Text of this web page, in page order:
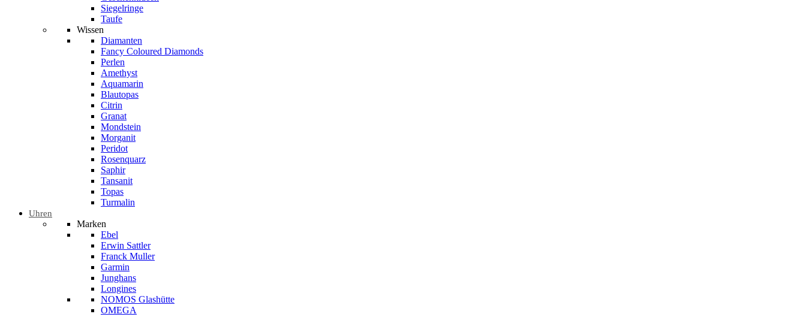
Siegelringe
Taufe
Wissen
Diamanten
Fancy Coloured Diamonds
Perlen
Amethyst
Aquamarin
Blautopas
Citrin
Granat
Mondstein
Morganit
Peridot
Rosenquarz
Saphir
Tansanit
Topas
Turmalin
Uhren
Marken
Ebel
Erwin Sattler
Franck Muller
Garmin
Junghans
Longines
NOMOS Glashütte
OMEGA